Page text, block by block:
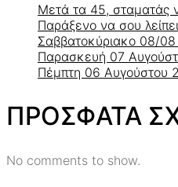
Μετά τα 45, σταματάς
Παράξενο να σου
Σαββατοκύριακο 08/
Παρασκευή 07
Πέμπτη 06 Αυγούστου
ΠΡΟΣΦΑΤΑ
No comments to show.